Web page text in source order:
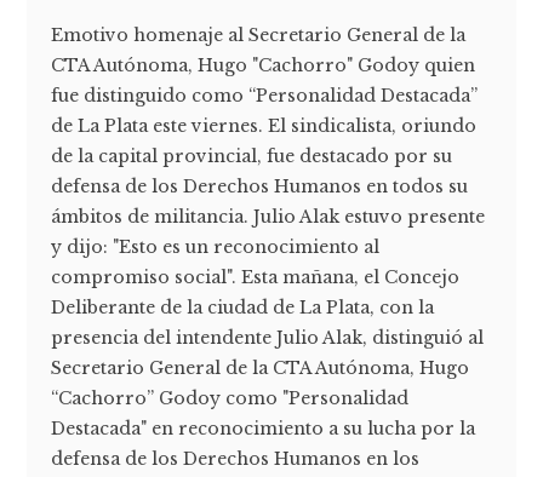
Emotivo homenaje al Secretario General de la
CTA Autónoma, Hugo "Cachorro" Godoy quien
fue distinguido como “Personalidad Destacada”
de La Plata este viernes. El sindicalista, oriundo
de la capital provincial, fue destacado por su
defensa de los Derechos Humanos en todos su
ámbitos de militancia. Julio Alak estuvo presente
y dijo: "Esto es un reconocimiento al
compromiso social". Esta mañana, el Concejo
Deliberante de la ciudad de La Plata, con la
presencia del intendente Julio Alak, distinguió al
Secretario General de la CTA Autónoma, Hugo
“Cachorro” Godoy como "Personalidad
Destacada" en reconocimiento a su lucha por la
defensa de los Derechos Humanos en los